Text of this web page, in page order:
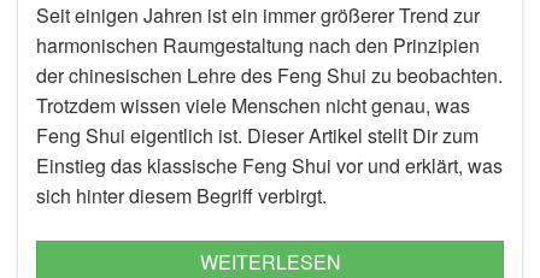
Seit einigen Jahren ist ein immer größerer Trend zur
harmonischen Raumgestaltung nach den Prinzipien
der chinesischen Lehre des Feng Shui zu beobachten.
Trotzdem wissen viele Menschen nicht genau, was
Feng Shui eigentlich ist. Dieser Artikel stellt Dir zum
Einstieg das klassische Feng Shui vor und erklärt, was
sich hinter diesem Begriff verbirgt.
WEITERLESEN